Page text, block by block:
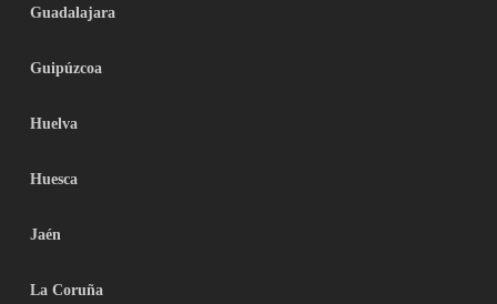
Guadalajara
Guipúzcoa
Huelva
Huesca
Jaén
La Coruña